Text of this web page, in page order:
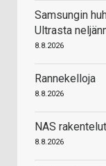
Samsungin
Ultrasta
8.8.2026
Rannekelloja
8.8.2026
NAS rakentelut
8.8.2026